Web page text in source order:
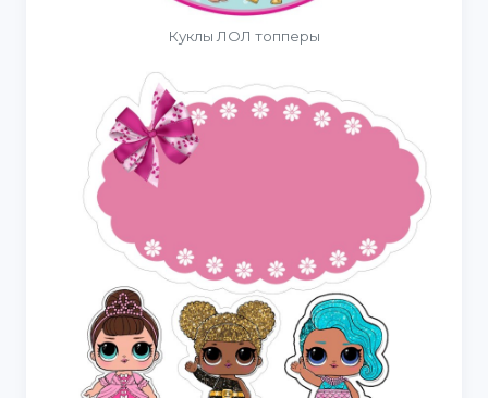
Куклы ЛОЛ топперы